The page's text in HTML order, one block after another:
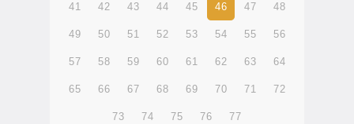
41 42 43 44 45 46 47 48
49 50 51 52 53 54 55 56
57 58 59 60 61 62 63 64
65 66 67 68 69 70 71 72
73 74 75 76 77